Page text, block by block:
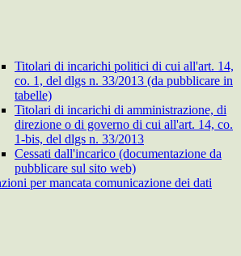
Titolari di incarichi politici di cui all'art. 14,
co. 1, del dlgs n. 33/2013 (da pubblicare in
tabelle)
Titolari di incarichi di amministrazione, di
direzione o di governo di cui all'art. 14, co.
1-bis, del dlgs n. 33/2013
Cessati dall'incarico (documentazione da
pubblicare sul sito web)
per mancata comunicazione dei dati